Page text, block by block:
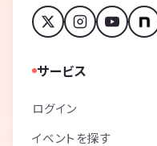
サービス
ログイン
イベントを探す